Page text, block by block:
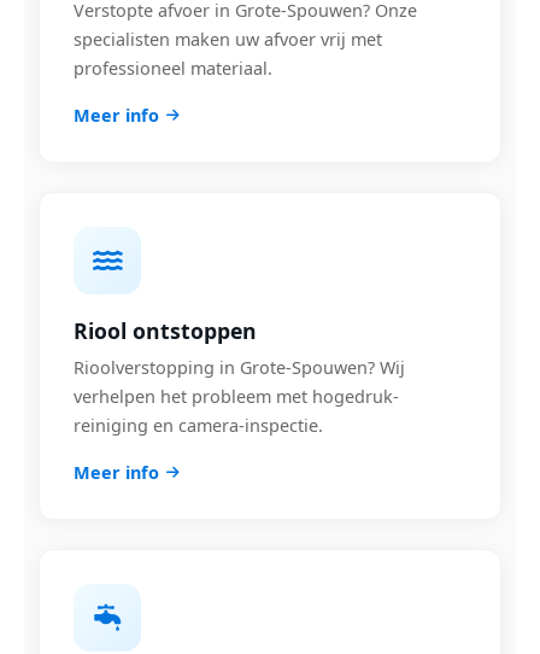
Verstopte afvoer in Grote-Spouwen? Onze
specialisten maken uw afvoer vrij met
professioneel materiaal.
Meer info
Riool ontstoppen
Rioolverstopping in Grote-Spouwen? Wij
verhelpen het probleem met hogedruk-
reiniging en camera-inspectie.
Meer info